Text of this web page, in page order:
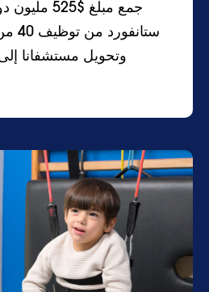
جمع مبلغ
وتحويل مستشفانا